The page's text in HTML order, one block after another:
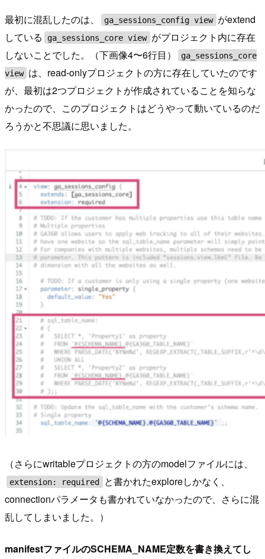
最初に混乱したのは、 ga_sessions_config view がextend
している
ga_sessions_core view がプロジェクト内に存在
しないことでした。（下画像4〜6行目）
ga_sessions_core
view は、read-onlyプロジェクトの方に存在していたのです
が、最初は2つプロジェクトが作成されていることを知らな
かったので、このプロジェクトはどうやって動いているのだ
ろうかと不思議に思いました。
（さらにwritableプロジェクトの方のmodelファイルには、
extension: required
と書かれたexploreしかなく、
connectionパラメータも書かれていなかったので、さらに混
乱してしまいました。）
manifestファイルのSCHEMA_NAME定数を書き換えてし